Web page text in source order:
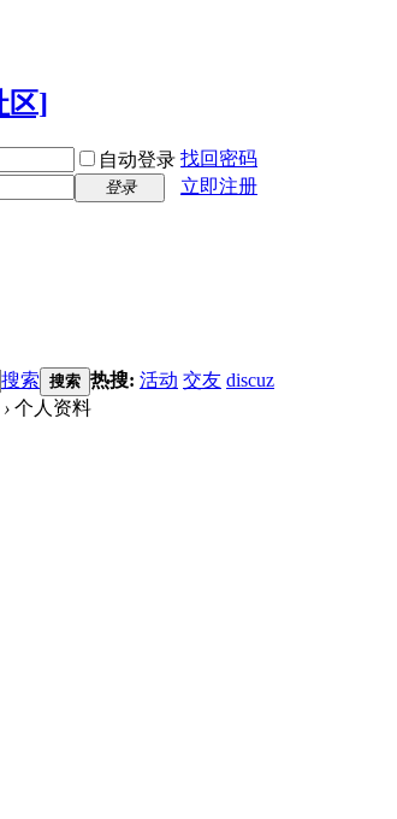
自动登录 找回密码
登录
立即注册
搜索 搜索 热搜: 活动 交友 discuz
› 个人资料